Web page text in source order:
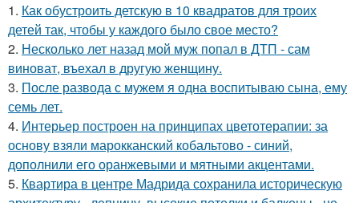
1. Как обустроить детскую в 10 квадратов для троих
детей так, чтобы у каждого было свое место?
2. Несколько лет назад мой муж попал в ДТП - сам
виноват, въехал в другую женщину.
3. После развода с мужем я одна воспитываю сына, ему
семь лет.
4. Интерьер построен на принципах цветотерапии: за
основу взяли марокканский кобальтово - синий,
дополнили его оранжевыми и мятными акцентами.
5. Квартира в центре Мадрида сохранила историческую